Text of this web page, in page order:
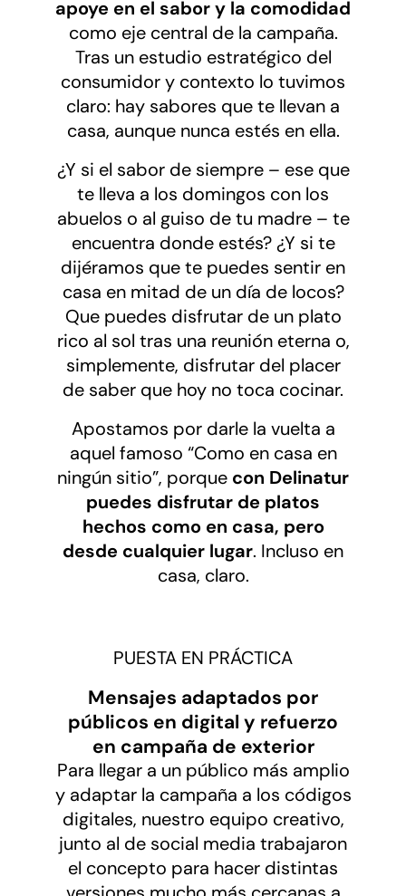
apoye en el sabor y la comodidad
como eje central de la campaña.
Tras un estudio estratégico del
consumidor y contexto lo tuvimos
claro: hay sabores que te llevan a
casa, aunque nunca estés en ella.
¿Y si el sabor de siempre – ese que
te lleva a los domingos con los
abuelos o al guiso de tu madre – te
encuentra donde estés? ¿Y si te
dijéramos que te puedes sentir en
casa en mitad de un día de locos?
Que puedes disfrutar de un plato
rico al sol tras una reunión eterna o,
simplemente, disfrutar del placer
de saber que hoy no toca cocinar.
Apostamos por darle la vuelta a
aquel famoso “Como en casa en
ningún sitio”, porque con Delinatur
puedes disfrutar de platos
hechos como en casa, pero
desde cualquier lugar. Incluso en
casa, claro.
PUESTA EN PRÁCTICA
Mensajes adaptados por
públicos en digital y refuerzo
en campaña de exterior
Para llegar a un público más amplio
y adaptar la campaña a los códigos
digitales, nuestro equipo creativo,
junto al de social media trabajaron
el concepto para hacer distintas